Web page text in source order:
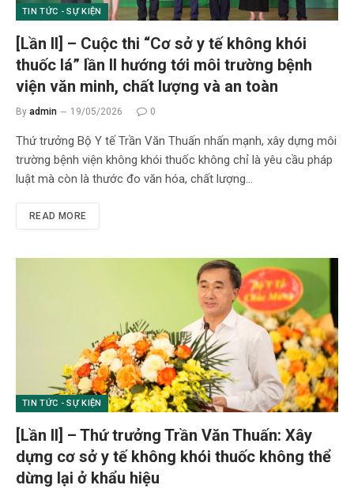
TIN TỨC - SỰ KIỆN
[Lần II] – Cuộc thi “Cơ sở y tế không khói
thuốc lá” lần II hướng tới môi trường bệnh
viện văn minh, chất lượng và an toàn
By admin 19/05/2026 0
Thứ trưởng Bộ Y tế Trần Văn Thuấn nhấn mạnh, xây dựng môi
trường bệnh viện không khói thuốc không chỉ là yêu cầu pháp
luật mà còn là thước đo văn hóa, chất lượng…
READ MORE
TIN TỨC - SỰ KIỆN
[Lần II] – Thứ trưởng Trần Văn Thuấn: Xây
dựng cơ sở y tế không khói thuốc không thể
dừng lại ở khẩu hiệu